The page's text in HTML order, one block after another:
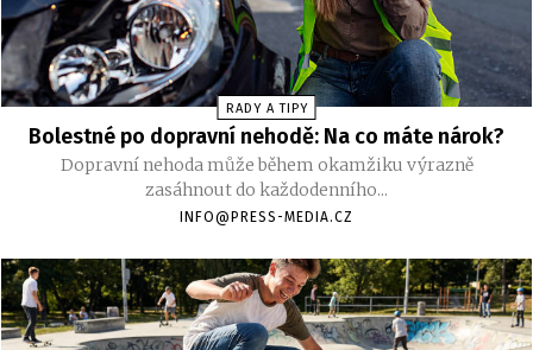
RADY A TIPY
Bolestné po dopravní nehodě: Na co máte nárok?
Dopravní nehoda může během okamžiku výrazně
zasáhnout do každodenního...
INFO@PRESS-MEDIA.CZ